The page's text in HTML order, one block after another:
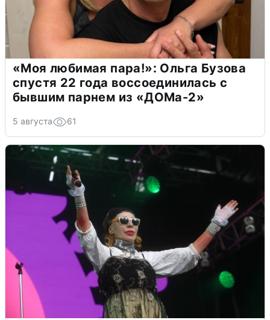
«Моя любимая пара!»: Ольга Бузова
спустя 22 года воссоединилась с
бывшим парнем из «ДОМа-2»
5 августа 61